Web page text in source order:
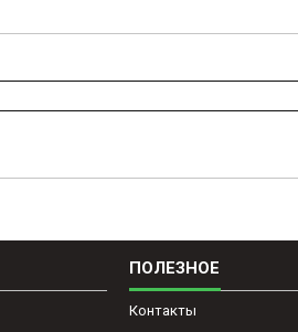
ПОЛЕЗНОЕ
Контакты